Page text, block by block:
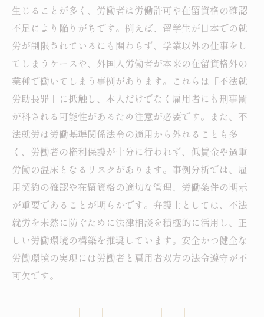
生じることが多く、労働者は労働許可や在留資格の確認
不足により陥りがちです。例えば、留学生が日本での就
労が制限されているにも関わらず、学業以外の仕事をし
てしまうケースや、外国人労働者が本来の在留資格外の
業種で働いてしまう事例があります。これらは「不法就
労助長罪」に抵触し、本人だけでなく雇用者にも刑事罰
が科される可能性があるため注意が必要です。また、不
法就労は労働基準関係法令の適用から外れることも多
く、労働者の権利保護が十分に行われず、低賃金や過重
労働の温床となるリスクがあります。事例分析では、雇
用契約の確認や在留資格の適切な管理、労働条件の明示
が重要であることが明らかです。弁護士としては、不法
就労を未然に防ぐために法律相談を積極的に活用し、正
しい労働環境の構築を推奨しています。安全かつ健全な
労働環境の実現には労働者と雇用者双方の法令遵守が不
可欠です。